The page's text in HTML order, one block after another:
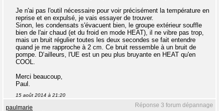
Je n'ai pas l'outil nécessaire pour voir précisément la température en
reprise et en expulsé, je vais essayer de trouver.
Sinon, les condensats s'évacuent bien, le groupe extérieur souffle
bien de l'air chaud (et du froid en mode HEAT), il ne vibre pas trop,
mais un bruit régulier toutes les deux secondes se fait entendre
quand je me rapproche à 2 cm. Ce bruit ressemble à un bruit de
pompe. D’ailleurs, l'UE est un peu plus bruyante en HEAT qu'en
COOL.
Merci beaucoup,
Paul.
15 août 2014 à 21:20
Réponse 3 forum dépannage
paulmarie